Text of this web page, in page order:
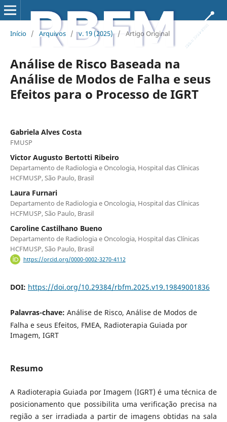
Início / Arquivos / v. 19 (2025) / Artigo Original
Análise de Risco Baseada na
Análise de Modos de Falha e seus
Efeitos para o Processo de IGRT
Gabriela Alves Costa
FMUSP
Victor Augusto Bertotti Ribeiro
Departamento de Radiologia e Oncologia, Hospital das Clínicas
HCFMUSP, São Paulo, Brasil
Laura Furnari
Departamento de Radiologia e Oncologia, Hospital das Clínicas
HCFMUSP, São Paulo, Brasil
Caroline Castilhano Bueno
Departamento de Radiologia e Oncologia, Hospital das Clínicas
HCFMUSP, São Paulo, Brasil
https://orcid.org/0000-0002-3270-4112
DOI: https://doi.org/10.29384/rbfm.2025.v19.19849001836
Palavras-chave: Análise de Risco, Análise de Modos de
Falha e seus Efeitos, FMEA, Radioterapia Guiada por
Imagem, IGRT
Resumo
A Radioterapia Guiada por Imagem (IGRT) é uma técnica de
posicionamento que possibilita uma verificação precisa na
região a ser irradiada a partir de imagens obtidas na sala